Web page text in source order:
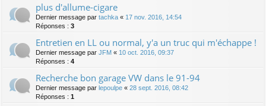
plus d'allume-cigare
Dernier message par tachka « 17 nov. 2016, 14:54
Réponses : 3
Entretien en LL ou normal, y'a un truc qui m'échappe !
Dernier message par JFM « 10 oct. 2016, 09:37
Réponses : 4
Recherche bon garage VW dans le 91-94
Dernier message par lepoulpe « 28 sept. 2016, 08:42
Réponses : 1